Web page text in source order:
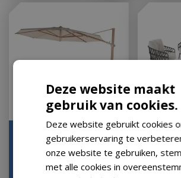
Siesta Premium 350 cm.
Ø zand met houtlook
Calpi
Let op:
Deze website maakt
gebruik van cookies.
Deze website gebruikt cookies
gebruikerservaring te
onze website te gebruiken,
met alle cookies in